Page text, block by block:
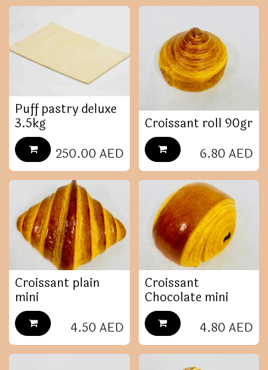
Puff pastry deluxe
3.5kg
250.00AED
Croissant roll 90gr
6.80AED
Croissant plain
mini
4.50AED
Croissant
Chocolate mini
4.80AED